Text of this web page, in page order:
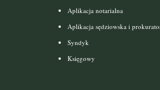
Aplikacja notarialna
Aplikacja sędziowska i
Syndyk
Księgowy